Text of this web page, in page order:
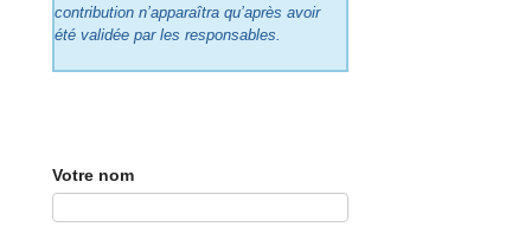
contribution n’apparaîtra qu’après avoir
été validée par les responsables.
Votre nom